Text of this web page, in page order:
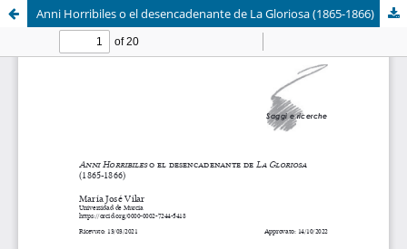
Anni Horribiles o el desencadenante de La Gloriosa (1865-1866)